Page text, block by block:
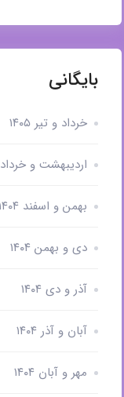
بایگانی
خرداد و تیر ۱۴۰۵
اردیبهشت و خرداد ۱۴۰۵
بهمن و اسفند ۱۴۰۴
دی و بهمن ۱۴۰۴
آذر و دی ۱۴۰۴
آبان و آذر ۱۴۰۴
مهر و آبان ۱۴۰۴